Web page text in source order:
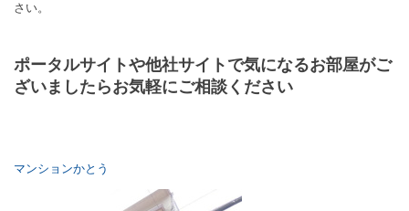
さい。
ポータルサイトや他社サイトで気になるお部屋がご
ざいましたらお気軽にご相談ください
マンションかとう